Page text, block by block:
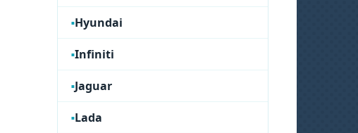
Hyundai
Infiniti
Jaguar
Lada